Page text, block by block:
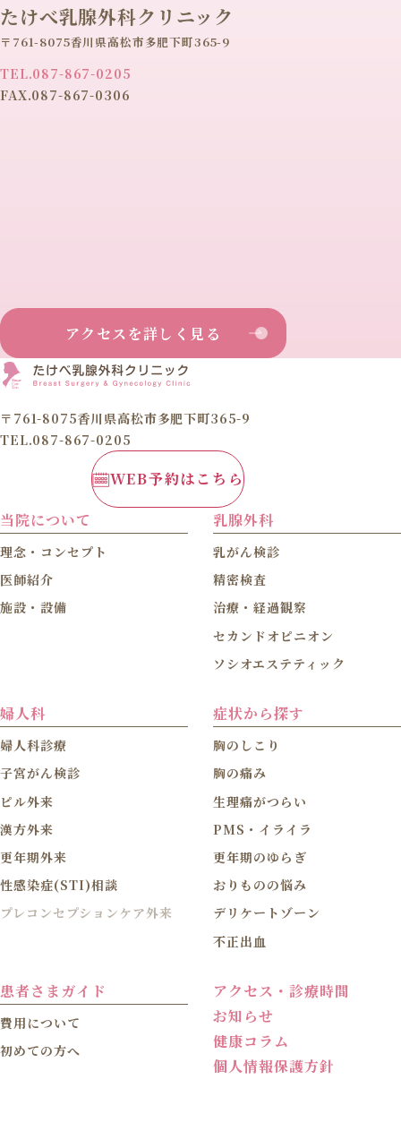
たけべ乳腺外科クリニック
〒761-8075香川県高松市多肥下町365-9
TEL.087-867-0205
FAX.087-867-0306
アクセスを詳しく見る
〒761-8075香川県高松市多肥下町365-9
TEL.087-867-0205
WEB予約はこちら
当院について
理念・コンセプト
医師紹介
施設・設備
乳腺外科
乳がん検診
精密検査
治療・経過観察
セカンドオピニオン
ソシオエステティック
婦人科
婦人科診療
子宮がん検診
ピル外来
漢方外来
更年期外来
性感染症(STI)相談
プレコンセプションケア外来
症状から探す
胸のしこり
胸の痛み
生理痛がつらい
PMS・イライラ
更年期のゆらぎ
おりものの悩み
デリケートゾーン
不正出血
患者さまガイド
費用について
初めての方へ
アクセス・診療時間
お知らせ
健康コラム
個人情報保護方針